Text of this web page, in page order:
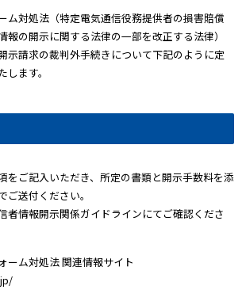
ム対処法（特定電気通信役務提供者の損害賠償
報の開示に関する法律の一部を改正する法律）
示請求の裁判外手続きについて下記のように定
ます。
をご記入いただき、所定の書類と開示手数料を添
送付ください。
者情報開示関係ガイドラインにてご確認くださ
ーム対処法 関連情報サイト